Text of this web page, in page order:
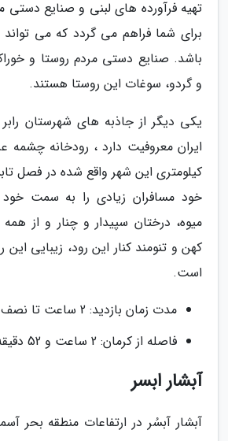
تهیه فرآورده های لبنی و صنایع دستی
برای شما فراهم می گردد که می
باشد. صنایع دستی مردم روستا و
و گردو، سوغات این روستا هستند.
یکی دیگر از جاذبه های شهرستان
کیلومتری این شهر واقع شده در فصل
خود مسافران زیادی را به سمت
میوه، درختان سپیدار و چنار و از
کهن و تنومند کنار این رود، زیبایی
است.
مدت زمان بازدید: 2 ساعت تا نصف روز
فاصله از کرمان: 2 ساعت و 52 دقیقه (205 کیلومتر)
آبشار ابسر
آبشار آبسُر در ارتفاعات منطقه بحر